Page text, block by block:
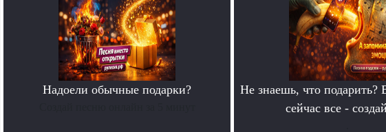
Надоели обычные подарки?
Не знаешь, что подарить?
сейчас все -